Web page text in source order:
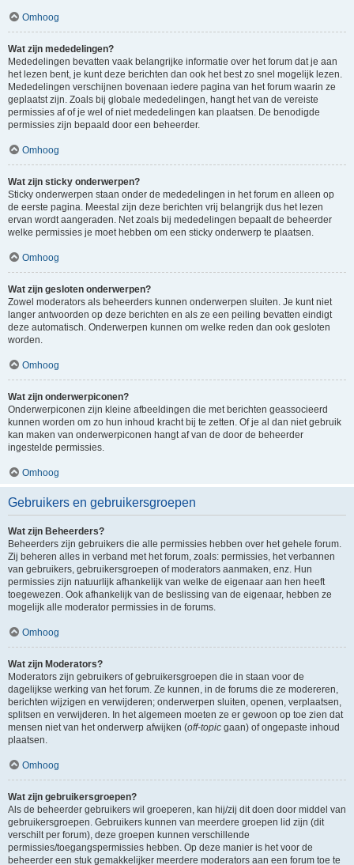
Omhoog
Wat zijn mededelingen?
Mededelingen bevatten vaak belangrijke informatie over het forum dat je aan
het lezen bent, je kunt deze berichten dan ook het best zo snel mogelijk lezen.
Mededelingen verschijnen bovenaan iedere pagina van het forum waarin ze
geplaatst zijn. Zoals bij globale mededelingen, hangt het van de vereiste
permissies af of je wel of niet mededelingen kan plaatsen. De benodigde
permissies zijn bepaald door een beheerder.
Omhoog
Wat zijn sticky onderwerpen?
Sticky onderwerpen staan onder de mededelingen in het forum en alleen op
de eerste pagina. Meestal zijn deze berichten vrij belangrijk dus het lezen
ervan wordt aangeraden. Net zoals bij mededelingen bepaalt de beheerder
welke permissies je moet hebben om een sticky onderwerp te plaatsen.
Omhoog
Wat zijn gesloten onderwerpen?
Zowel moderators als beheerders kunnen onderwerpen sluiten. Je kunt niet
langer antwoorden op deze berichten en als ze een peiling bevatten eindigt
deze automatisch. Onderwerpen kunnen om welke reden dan ook gesloten
worden.
Omhoog
Wat zijn onderwerpiconen?
Onderwerpiconen zijn kleine afbeeldingen die met berichten geassocieerd
kunnen worden om zo hun inhoud kracht bij te zetten. Of je al dan niet gebruik
kan maken van onderwerpiconen hangt af van de door de beheerder
ingestelde permissies.
Omhoog
Gebruikers en gebruikersgroepen
Wat zijn Beheerders?
Beheerders zijn gebruikers die alle permissies hebben over het gehele forum.
Zij beheren alles in verband met het forum, zoals: permissies, het verbannen
van gebruikers, gebruikersgroepen of moderators aanmaken, enz. Hun
permissies zijn natuurlijk afhankelijk van welke de eigenaar aan hen heeft
toegewezen. Ook afhankelijk van de beslissing van de eigenaar, hebben ze
mogelijk alle moderator permissies in de forums.
Omhoog
Wat zijn Moderators?
Moderators zijn gebruikers of gebruikersgroepen die in staan voor de
dagelijkse werking van het forum. Ze kunnen, in de forums die ze modereren,
berichten wijzigen en verwijderen; onderwerpen sluiten, openen, verplaatsen,
splitsen en verwijderen. In het algemeen moeten ze er gewoon op toe zien dat
mensen niet van het onderwerp afwijken (off-topic gaan) of ongepaste inhoud
plaatsen.
Omhoog
Wat zijn gebruikersgroepen?
Als de beheerder gebruikers wil groeperen, kan hij/zij dit doen door middel van
gebruikersgroepen. Gebruikers kunnen van meerdere groepen lid zijn (dit
verschilt per forum), deze groepen kunnen verschillende
permissies/toegangspermissies hebben. Op deze manier is het voor de
beheerder een stuk gemakkelijker meerdere moderators aan een forum toe te